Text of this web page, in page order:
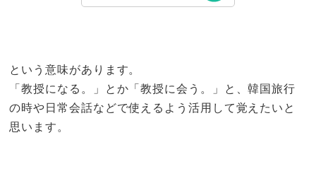
という意味があります。
「教授になる。」とか「教授に会う。」と、韓国旅行
の時や日常会話などで使えるよう活用して覚えたいと
思います。